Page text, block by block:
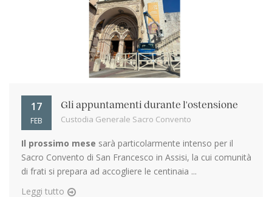
17
FEB
Gli appuntamenti durante l'ostensione
Custodia Generale Sacro Convento
Il prossimo mese sarà particolarmente intenso per il
Sacro Convento di San Francesco in Assisi, la cui comunità
di frati si prepara ad accogliere le centinaia ...
Leggi tutto